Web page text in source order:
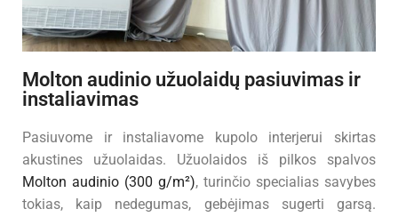
Molton audinio užuolaidų pasiuvimas ir
instaliavimas
Pasiuvome ir instaliavome kupolo interjerui skirtas
akustines užuolaidas. Užuolaidos iš pilkos spalvos
Molton audinio (300 g/m²), turinčio specialias savybes
tokias, kaip nedegumas, gebėjimas sugerti garsą.